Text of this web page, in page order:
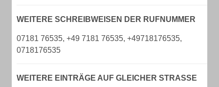
WEITERE SCHREIBWEISEN DER RUFNUMMER
07181 76535, +49 7181 76535, +49718176535,
0718176535
WEITERE EINTRÄGE AUF GLEICHER STRASSE